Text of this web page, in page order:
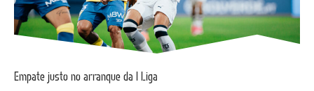
Empate justo no arranque da I Liga